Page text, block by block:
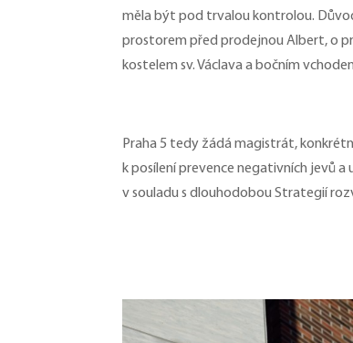
měla být pod trvalou kontrolou.
prostorem před prodejnou Albert, o
kostelem sv. Václava a bočním
Praha 5 tedy žádá magistrát,
k posílení prevence negativních jevů
v souladu s dlouhodobou Strategií